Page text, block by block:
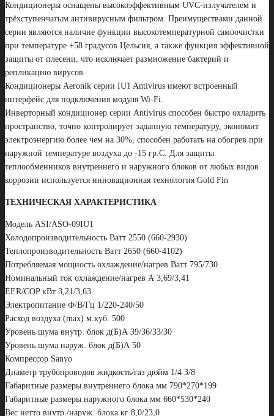
Кондиционеры оснащены высокоэффективным UVC-излучателем и
трёхступенчатым антивирусным фильтром. Преимуществами данной
серии являются наличие функции высокотемпературной самоочистки
при температуре +58 градусов Цельсия, а также функция эффективной
защиты от плесени, что исключает размножение бактерий и
репликацию вирусов.
Кондиционеры Aeronik серии IU1 Antivirus имеют встроенный
интерфейс для подключения модуля Wi-Fi.
Инверторный кондиционер серии Antivirus способен быстро охладить
пространство, точно контролирует заданную температуру, экономит
электроэнергию более чем на 30%, способен работать на обогрев при
наружной температуре воздуха до -15 гр.С. Для защиты
теплообменников внутреннего и наружного блоков от любых видов
коррозии используется инновационная технология Gold Fin
ТЕХНИЧЕСКАЯ ХАРАКТЕРИСТИКА
Модель ASI/ASO-09IU1
Холодопроизводительность Ватт 2550 (660-2930)
Теплопроизводительность Ватт 2650 (660-4102)
Потребляемая мощность охлаждение/нагрев Ватт 795/730
Номинальный ток охлаждение/нагрев А 3,69/3,41
EER/COP кВт 3,21/3,63
Электропитание Ф/В/Гц 1/220-240/50
Расход воздуха (max) м.куб. 500
Уровень шума внутр. блок д(Б)А 39/36/33/30
Уровень шума наруж. блок д(Б)А 50
Компрессор Sanyo
Диаметр трубопроводов жидкость/газ дюйм 1/4 3/8
Габаритные размеры внутреннего блока мм 790*270*199
Габаритные размеры наружного блока мм 660*530*240
Вес нетто внутр./наруж. блока кг 8,0/23,0